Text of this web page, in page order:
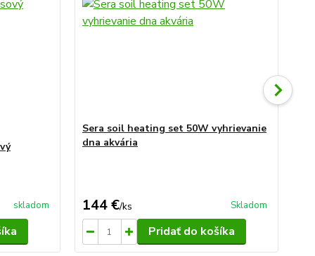
skladom
Sera soil heating set 50W vyhrievanie
dna akvária
144 €/ks Skladom
Pridať do košíka